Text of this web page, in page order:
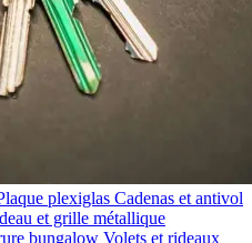
plexiglas Cadenas et antivol
et grille métallique
bungalow Volets et rideaux